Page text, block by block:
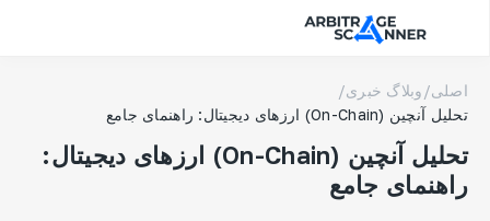
اصلی/ وبلاگ خبری/
تحلیل آنچین (On-Chain) ارزهای دیجیتال: راهنمای جامع
تحلیل آنچین (On-Chain) ارزهای دیجیتال:
راهنمای جامع